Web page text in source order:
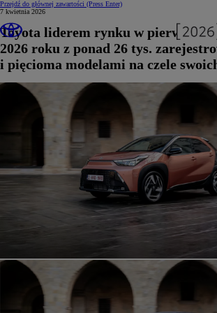
Przejdź do głównej zawartości (Press Enter)
7 kwietnia 2026
Toyota liderem rynku w pierwszym
2026 roku z ponad 26 tys.
i pięcioma modelami na czele